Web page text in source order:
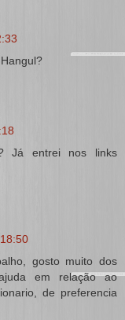
Já entrei nos links
gosto muito dos
em relação ao
de preferencia